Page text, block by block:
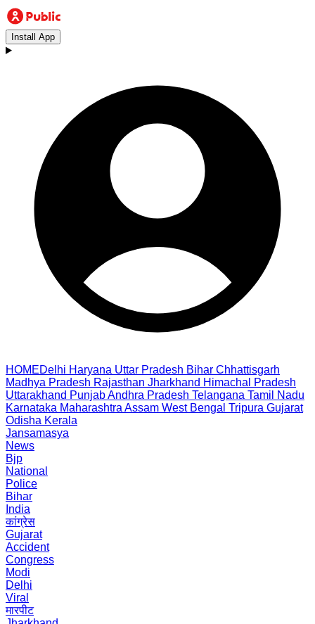
Install App
HOMEDelhi Haryana Uttar Pradesh Bihar Chhattisgarh
Madhya Pradesh Rajasthan Jharkhand Himachal Pradesh
Uttarakhand PunjabAndhra Pradesh Telangana Tamil Nadu
Karnataka Maharashtra Assam West Bengal Tripura Gujarat
Odisha Kerala
Jansamasya
News
Bjp
National
Police
Bihar
India
कांग्रेस
Gujarat
Accident
Congress
Modi
Delhi
Viral
मारपीट